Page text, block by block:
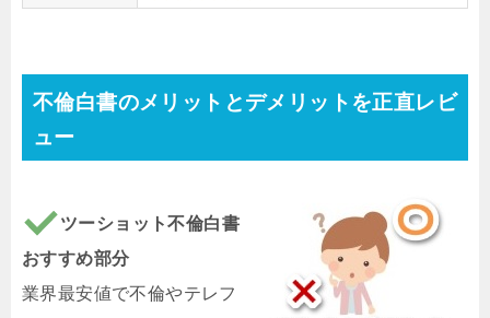
不倫白書のメリットとデメリットを正直レビ
ュー
ツーショット不倫白書
おすすめ部分
業界最安値で不倫やテレフ